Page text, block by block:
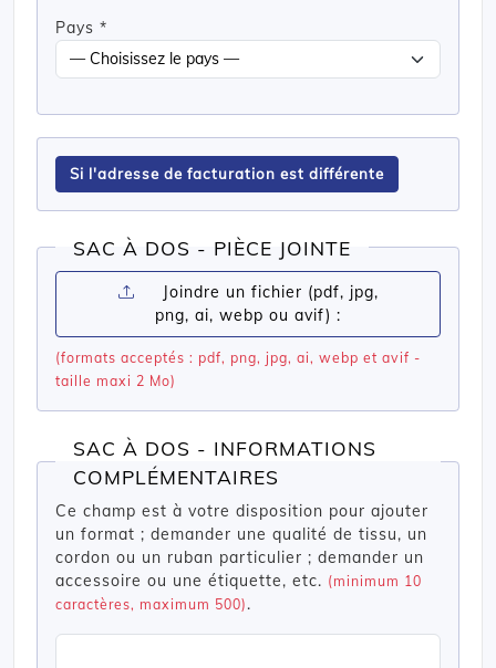
Pays *
Si l'adresse de facturation est différente
SAC À DOS - PIÈCE JOINTE
Joindre un fichier (pdf, jpg,
png, ai, webp ou avif) :
(formats acceptés : pdf, png, jpg, ai, webp et avif -
taille maxi 2 Mo)
SAC À DOS - INFORMATIONS
COMPLÉMENTAIRES
Ce champ est à votre disposition pour ajouter
un format ; demander une qualité de tissu, un
cordon ou un ruban particulier ; demander un
accessoire ou une étiquette, etc. (minimum 10
caractères, maximum 500) .